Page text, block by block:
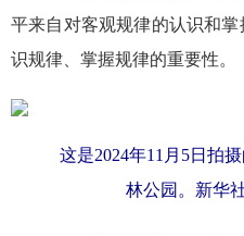
平来自对客观规律的认识和
识规律、掌握规律的重要性。
这是2024年11月5日拍
林公园。新华